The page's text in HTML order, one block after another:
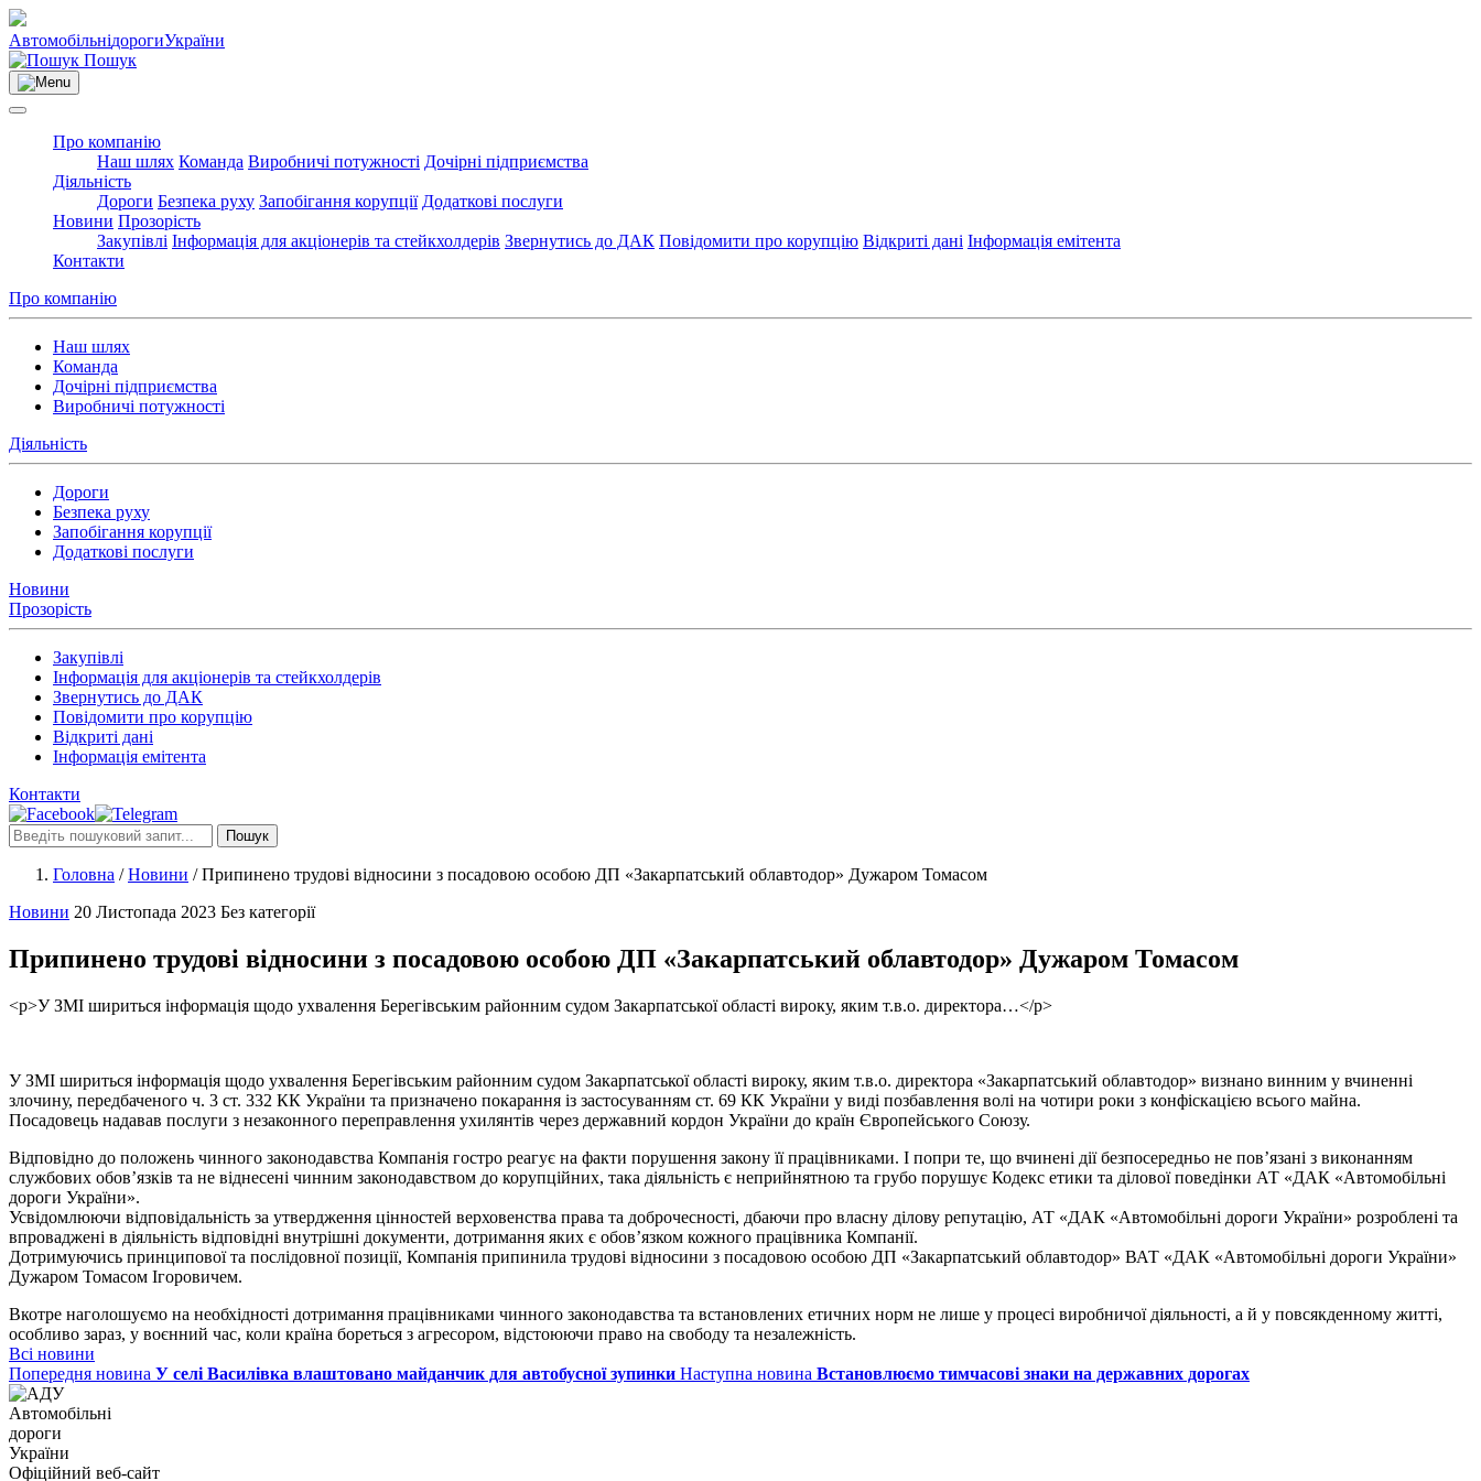
АвтомобільнідорогиУкраїни
Пошук
Про компанію
Наш шлях Команда Виробничі потужності Дочірні підприємства
Діяльність
Дороги Безпека руху Запобігання корупції Додаткові послуги
Новини Прозорість
Закупівлі Інформація для акціонерів та стейкхолдерів Звернутись до ДАК Повідомити про корупцію Відкриті дані Інформація емітента
Контакти
Про компанію
Наш шлях
Команда
Дочірні підприємства
Виробничі потужності
Діяльність
Дороги
Безпека руху
Запобігання корупції
Додаткові послуги
Новини
Прозорість
Закупівлі
Інформація для акціонерів та стейкхолдерів
Звернутись до ДАК
Повідомити про корупцію
Відкриті дані
Інформація емітента
Контакти
Пошук
Головна /Новини /Припинено трудові відносини з посадовою особою ДП «Закарпатський облавтодор» Дужаром Томасом
Новини 20 Листопада 2023 Без категорії
Припинено трудові відносини з посадовою особою ДП «Закарпатський облавтодор» Дужаром Томасом
<p>У ЗМІ шириться інформація щодо ухвалення Берегівським районним судом Закарпатської області вироку, яким т.в.о. директора…</p>
У ЗМІ шириться інформація щодо ухвалення Берегівським районним судом Закарпатської області вироку, яким т.в.о. директора «Закарпатський облавтодор» визнано винним у вчиненні
злочину, передбаченого ч. 3 ст. 332 КК України та призначено покарання із застосуванням ст. 69 КК України у виді позбавлення волі на чотири роки з конфіскацією всього майна.
Посадовець надавав послуги з незаконного переправлення ухилянтів через державний кордон України до країн Європейського Союзу.
Відповідно до положень чинного законодавства Компанія гостро реагує на факти порушення закону її працівниками. І попри те, що вчинені дії безпосередньо не пов’язані з виконанням
службових обов’язків та не віднесені чинним законодавством до корупційних, така діяльність є неприйнятною та грубо порушує Кодекс етики та ділової поведінки АТ «ДАК «Автомобільні
дороги України».
Усвідомлюючи відповідальність за утвердження цінностей верховенства права та доброчесності, дбаючи про власну ділову репутацію, АТ «ДАК «Автомобільні дороги України» розроблені та
впроваджені в діяльність відповідні внутрішні документи, дотримання яких є обов’язком кожного працівника Компанії.
Дотримуючись принципової та послідовної позиції, Компанія припинила трудові відносини з посадовою особою ДП «Закарпатський облавтодор» ВАТ «ДАК «Автомобільні дороги України»
Дужаром Томасом Ігоровичем.
Вкотре наголошуємо на необхідності дотримання працівниками чинного законодавства та встановлених етичних норм не лише у процесі виробничої діяльності, а й у повсякденному житті,
особливо зараз, у воєнний час, коли країна бореться з агресором, відстоюючи право на свободу та незалежність.
Всі новини
Попередня новина У селі Василівка влаштовано майданчик для автобусної зупинки Наступна новина Встановлюємо тимчасові знаки на державних дорогах
Автомобільні
дороги
України
Офіційний веб‑сайт